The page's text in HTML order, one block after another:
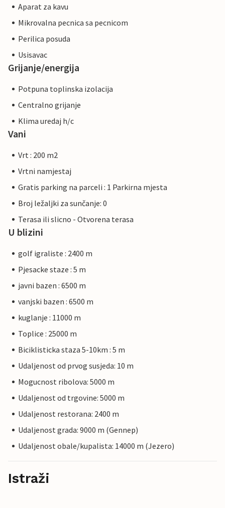
Aparat za kavu
Mikrovalna pecnica sa pecnicom
Perilica posuda
Usisavac
Grijanje/energija
Potpuna toplinska izolacija
Centralno grijanje
Klima uredaj h/c
Vani
Vrt : 200 m2
Vrtni namjestaj
Gratis parking na parceli : 1 Parkirna mjesta
Broj ležaljki za sunčanje: 0
Terasa ili slicno - Otvorena terasa
U blizini
golf igraliste : 2400 m
Pjesacke staze : 5 m
javni bazen : 6500 m
vanjski bazen : 6500 m
kuglanje : 11000 m
Toplice : 25000 m
Biciklisticka staza 5-10km : 5 m
Udaljenost od prvog susjeda: 10 m
Mogucnost ribolova: 5000 m
Udaljenost od trgovine: 5000 m
Udaljenost restorana: 2400 m
Udaljenost grada: 9000 m (Gennep)
Udaljenost obale/kupalista: 14000 m (Jezero)
Istraži